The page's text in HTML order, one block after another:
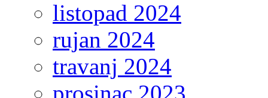
listopad 2024
rujan 2024
travanj 2024